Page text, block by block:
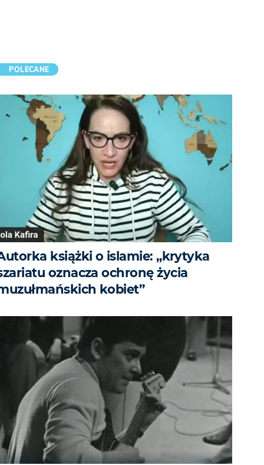
POLECANE
książki o islamie: „krytyka
oznacza ochronę życia
kobiet”